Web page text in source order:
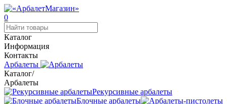
0
Каталог
Информация
Контакты
Арбалеты
Каталог/
Арбалеты
Рекурсивные арбалеты
Блочные арбалеты